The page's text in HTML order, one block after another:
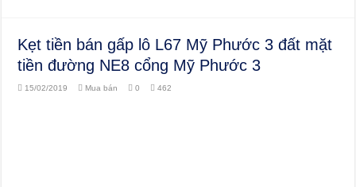
Kẹt tiền bán gấp lô L67 Mỹ Phước 3 đất mặt
tiền đường NE8 cổng Mỹ Phước 3
15/02/2019 Mua bán 0 462